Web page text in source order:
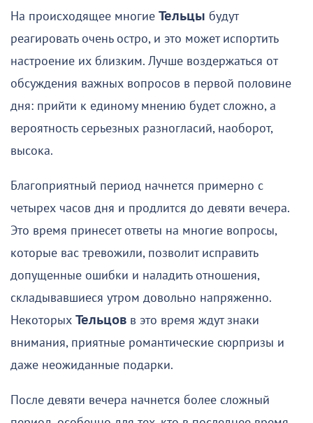
На происходящее многие Тельцы будут
реагировать очень остро, и это может испортить
настроение их близким. Лучше воздержаться от
обсуждения важных вопросов в первой половине
дня: прийти к единому мнению будет сложно, а
вероятность серьезных разногласий, наоборот,
высока.
Благоприятный период начнется примерно с
четырех часов дня и продлится до девяти вечера.
Это время принесет ответы на многие вопросы,
которые вас тревожили, позволит исправить
допущенные ошибки и наладить отношения,
складывавшиеся утром довольно напряженно.
Некоторых Тельцов в это время ждут знаки
внимания, приятные романтические сюрпризы и
даже неожиданные подарки.
После девяти вечера начнется более сложный